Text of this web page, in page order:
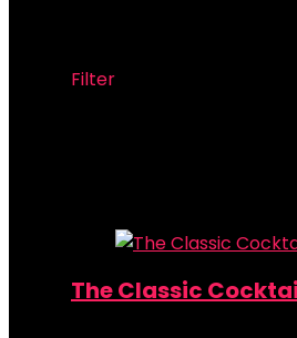
Filter
The Classic